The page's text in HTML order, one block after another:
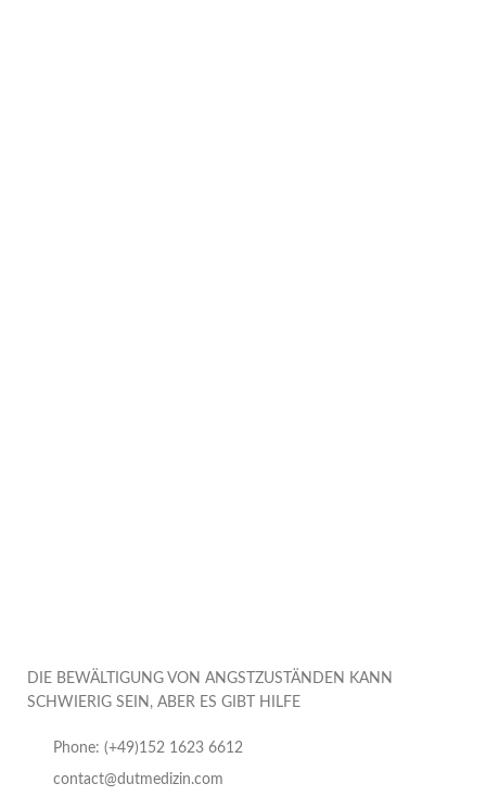
DIE BEWÄLTIGUNG VON ANGSTZUSTÄNDEN KANN
SCHWIERIG SEIN, ABER ES GIBT HILFE
Phone: (+49)152 1623 6612
contact@dutmedizin.com